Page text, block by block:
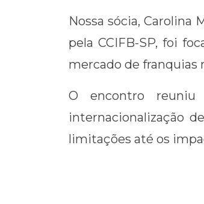
Nossa sócia, Carolina
pela CCIFB-SP, foi
mercado de franquias
O encontro reuniu
internacionalização
limitações até os